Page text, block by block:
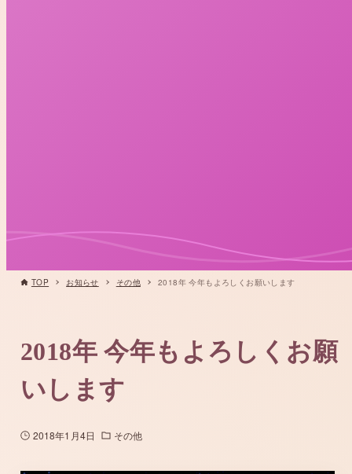
TOP お知らせ その他 2018年 今年もよろしくお願いします
2018年 今年もよろしくお願
いします
2018年1月4日 その他